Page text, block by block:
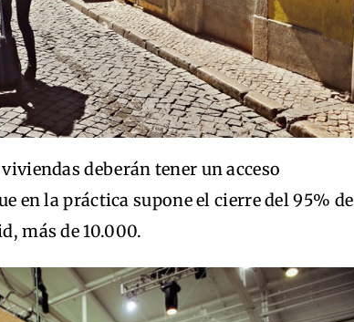
deberán tener un acceso
en la práctica supone el cierre del 95% de
más de 10.000.